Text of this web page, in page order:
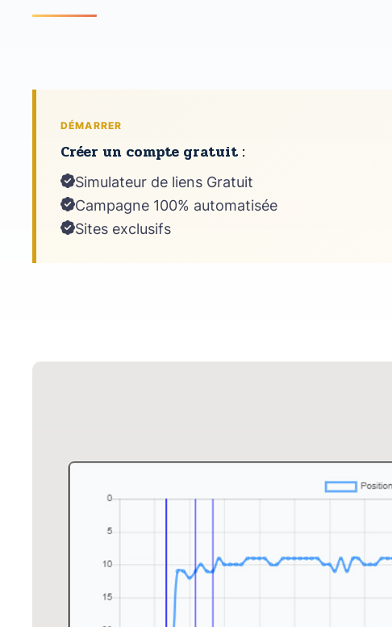
DÉMARRER
Créer un compte gratuit :
Simulateur de liens Gratuit
Campagne 100% automatisée
Sites exclusifs